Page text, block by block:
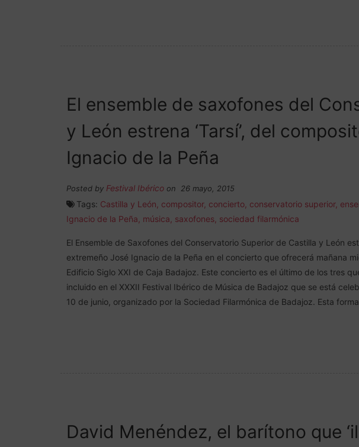
El ensemble de saxofones del
y León estrena ‘Tarsí’, del
Ignacio de la Peña
Posted by Festival Ibérico on 26 mayo, 2015
Tags: Castilla y León compositor, concierto conservatorio superior,
Ignacio de la Peña música saxofones sociedad filarmónica
El Ensemble de Saxofones del Conservatorio Superior de Castilla y León
extremeño José Ignacio de la Peña en el concierto que ofrecerá mañana
Edificio Siglo XXI de Caja Badajoz. Este concierto es el último de los tres
incluido en el XXXII Festival Ibérico de Música de Badajoz que se está
10 de junio, organizado por la Sociedad Filarmónica de Badajoz. Esta
David Menéndez, el barítono que